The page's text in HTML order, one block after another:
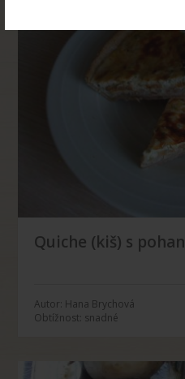
Quiche (kiš) s
Autor: Hana Brychová
Obtížnost: snadné